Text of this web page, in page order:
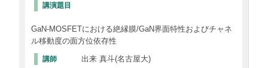
講演題目
GaN-MOSFETにおける絶縁膜/GaN界面特性およびチャネ
ル移動度の面方位依存性
講師 出来 真斗(名古屋大)